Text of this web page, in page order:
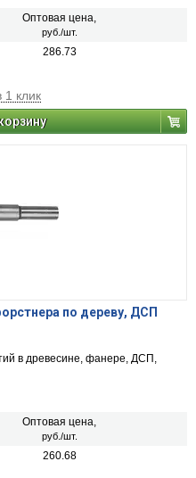
Оптовая цена,
руб./шт.
286.73
1 клик
по дереву, ДСП
в древесине, фанере, ДСП,
Оптовая цена,
руб./шт.
260.68